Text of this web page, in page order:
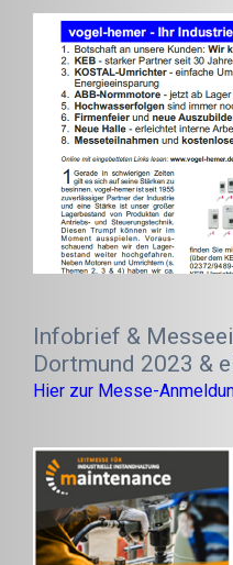
Infobrief &
Dortmund 2023 &
Hier zur Messe-